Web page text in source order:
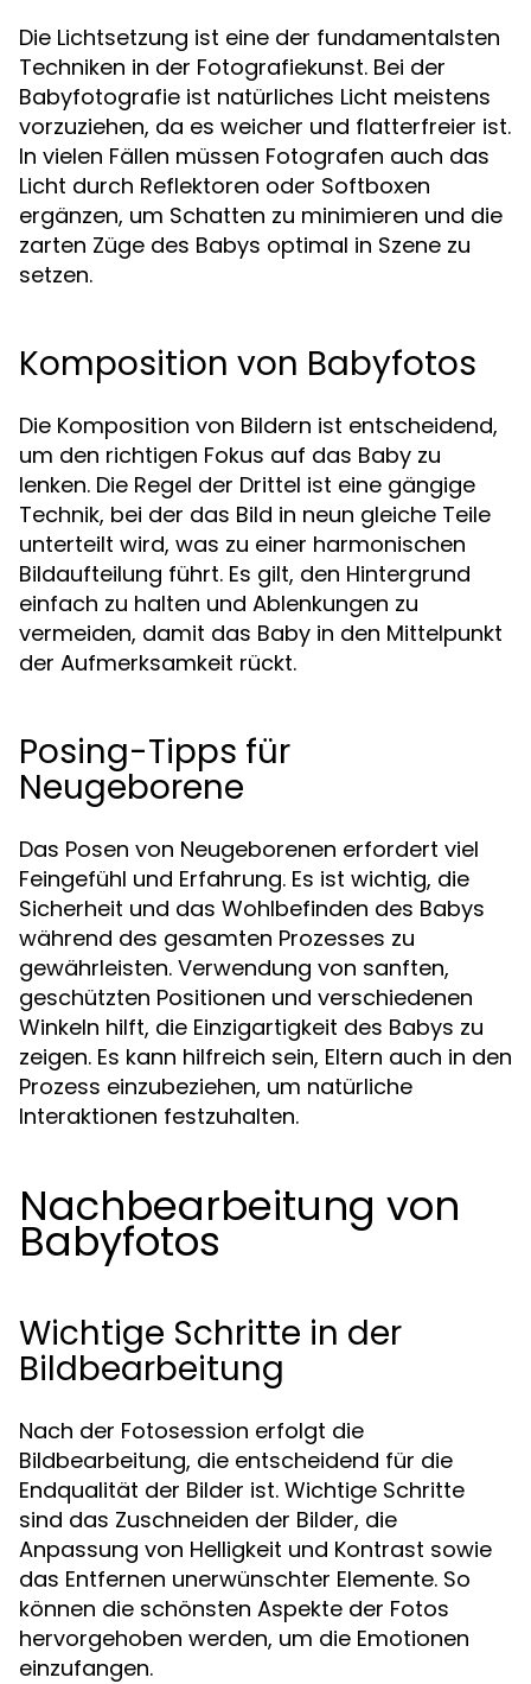
Die Lichtsetzung ist eine der fundamentalsten
Techniken in der Fotografiekunst. Bei der
Babyfotografie ist natürliches Licht meistens
vorzuziehen, da es weicher und flatterfreier ist.
In vielen Fällen müssen Fotografen auch das
Licht durch Reflektoren oder Softboxen
ergänzen, um Schatten zu minimieren und die
zarten Züge des Babys optimal in Szene zu
setzen.
Komposition von Babyfotos
Die Komposition von Bildern ist entscheidend,
um den richtigen Fokus auf das Baby zu
lenken. Die Regel der Drittel ist eine gängige
Technik, bei der das Bild in neun gleiche Teile
unterteilt wird, was zu einer harmonischen
Bildaufteilung führt. Es gilt, den Hintergrund
einfach zu halten und Ablenkungen zu
vermeiden, damit das Baby in den Mittelpunkt
der Aufmerksamkeit rückt.
Posing-Tipps für
Neugeborene
Das Posen von Neugeborenen erfordert viel
Feingefühl und Erfahrung. Es ist wichtig, die
Sicherheit und das Wohlbefinden des Babys
während des gesamten Prozesses zu
gewährleisten. Verwendung von sanften,
geschützten Positionen und verschiedenen
Winkeln hilft, die Einzigartigkeit des Babys zu
zeigen. Es kann hilfreich sein, Eltern auch in den
Prozess einzubeziehen, um natürliche
Interaktionen festzuhalten.
Nachbearbeitung von
Babyfotos
Wichtige Schritte in der
Bildbearbeitung
Nach der Fotosession erfolgt die
Bildbearbeitung, die entscheidend für die
Endqualität der Bilder ist. Wichtige Schritte
sind das Zuschneiden der Bilder, die
Anpassung von Helligkeit und Kontrast sowie
das Entfernen unerwünschter Elemente. So
können die schönsten Aspekte der Fotos
hervorgehoben werden, um die Emotionen
einzufangen.